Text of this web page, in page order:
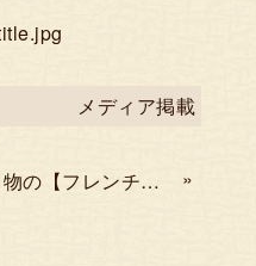
メディア掲載
名物の【フレンチ角煮】の話し »